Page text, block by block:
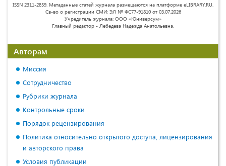
ISSN 2311-2859. Метаданные статей журнала размещаются на платформе eLIBRARY.RU.
Св-во о регистрации СМИ: ЭЛ № ФС77-91810 от 03.07.2026
Учредитель журнала: ООО «Юниверсум»
Главный редактор - Лебедева Надежда Анатольевна.
Авторам
Миссия
Сотрудничество
Рубрики журнала
Контрольные сроки
Порядок рецензирования
Политика относительно открытого доступа, лицензирования
и авторского права
Условия публикации